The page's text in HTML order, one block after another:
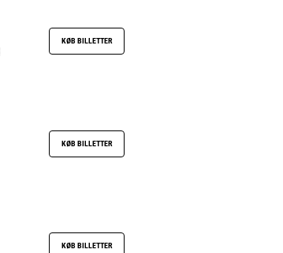
KØB BILLETTER
KØB BILLETTER
KØB BILLETTER